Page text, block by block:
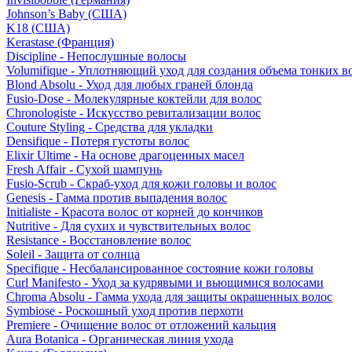
Johnson’s Baby (США)
K18 (США)
Kerastase (Франция)
Discipline - Непослушные волосы
Volumifique - Уплотняющий уход для создания объема тонких
Blond Absolu - Уход для любых граней блонда
Fusio-Dose - Молекулярные коктейли для волос
Chronologiste - Искусство ревитализации волос
Couture Styling - Средства для укладки
Densifique - Потеря густоты волос
Elixir Ultime - На основе драгоценных масел
Fresh Affair - Сухой шампунь
Fusio-Scrub - Скраб-уход для кожи головы и волос
Genesis - Гамма против выпадения волос
Initialiste - Красота волос от корней до кончиков
Nutritive - Для сухих и чувствительных волос
Resistance - Восстановление волос
Soleil - Защита от солнца
Specifique - Несбалансированное состояние кожи головы
Curl Manifesto - Уход за кудрявыми и вьющимися волосами
Chroma Absolu - Гамма ухода для защиты окрашенных волос
Symbiose - Роскошный уход против перхоти
Premiere - Очищение волос от отложений кальция
Aura Botanica - Органическая линия ухода